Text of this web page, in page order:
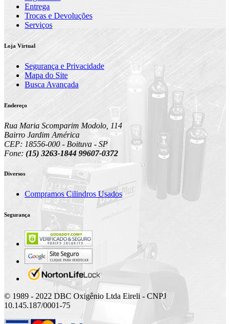
Entrega
Trocas e Devoluções
Serviços
Loja Virtual
Segurança e Privacidade
Mapa do Site
Busca Avançada
Endereço
Rua Maria Scomparim Modolo, 114
Bairro Jardim América
CEP: 18556-000 - Boituva - SP
Fone: (15) 3263-1844 99607-0372
Diversos
Compramos Cilindros Usados
Segurança
© 1989 - 2022 DBC Oxigênio Ltda Eireli - CNPJ
10.145.187/0001-75